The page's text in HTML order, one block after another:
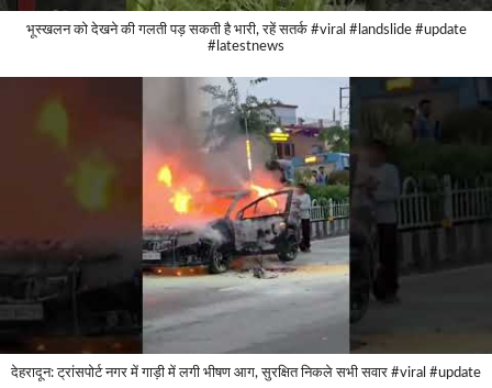
भूस्खलन को देखने की गलती पड़ सकती है भारी, रहें सतर्क #viral #landslide #update
#latestnews
देहरादून: ट्रांसपोर्ट नगर में गाड़ी में लगी भीषण आग, सुरक्षित निकले सभी सवार #viral #update